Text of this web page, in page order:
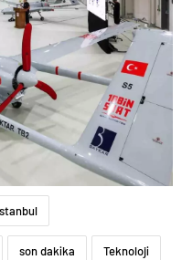
son dakika Teknoloji